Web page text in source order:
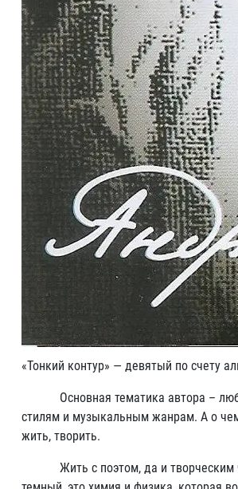
«Тонкий контур» — девятый по счету
Основная тематика автора –
стилям и музыкальным жанрам. А о
жить, творить.
Жить с поэтом, да и творческим